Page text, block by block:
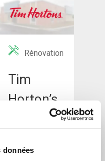
données
Rénovation
Tim
Horton’s
Trembles